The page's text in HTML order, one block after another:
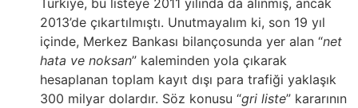
Türkiye, bu listeye 2011 yılında da alınmış, ancak
2013’de çıkartılmıştı. Unutmayalım ki, son 19 yıl
içinde, Merkez Bankası bilançosunda yer alan “net
hata ve noksan” kaleminden yola çıkarak
hesaplanan toplam kayıt dışı para trafiği yaklaşık
300 milyar dolardır. Söz konusu “gri liste” kararının